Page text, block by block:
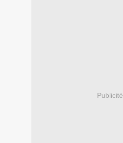
Publicité